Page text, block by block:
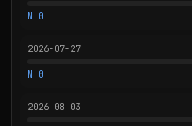
N 0
2026-07-27
N 0
2026-08-03